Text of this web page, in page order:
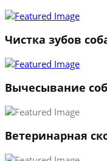
Чистка зубов
Вычесывание
Ветеринарная